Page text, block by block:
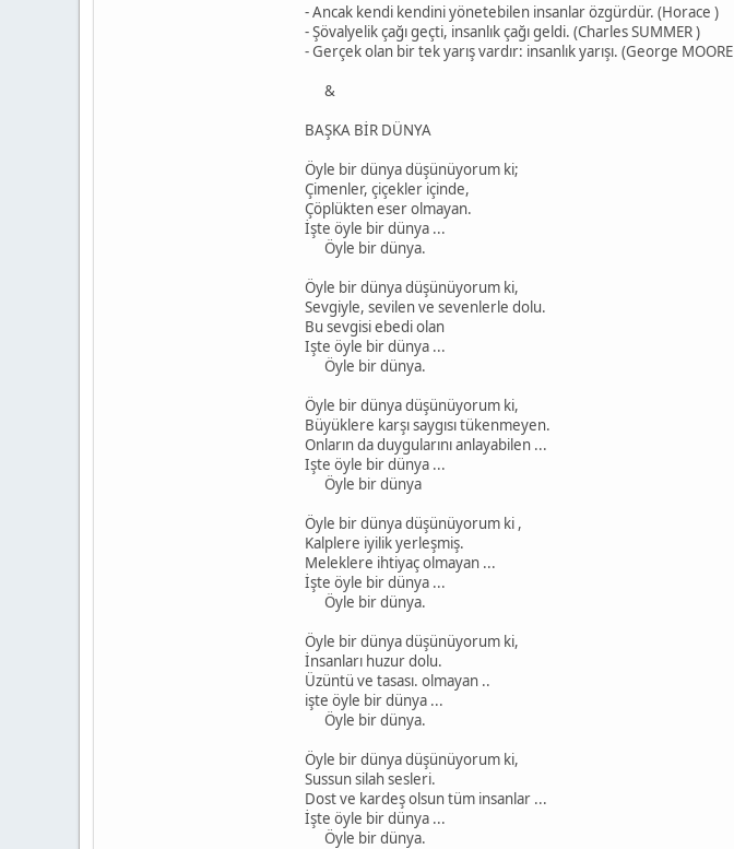
- Ancak kendi kendini yönetebilen insanlar özgürdür. (Horace )
- Şövalyelik çağı geçti, insanlık çağı geldi. (Charles SUMMER )
- Gerçek olan bir tek yarış vardır: insanlık yarışı. (George
&
BAŞKA BİR DÜNYA
Öyle bir dünya düşünüyorum ki;
Çimenler, çiçekler içinde,
Çöplükten eser olmayan.
İşte öyle bir dünya ...
Öyle bir dünya.
Öyle bir dünya düşünüyorum ki,
Sevgiyle, sevilen ve sevenlerle dolu.
Bu sevgisi ebedi olan
Işte öyle bir dünya ...
Öyle bir dünya.
Öyle bir dünya düşünüyorum ki,
Büyüklere karşı saygısı tükenmeyen.
Onların da duygularını anlayabilen ...
Işte öyle bir dünya ...
Öyle bir dünya
Öyle bir dünya düşünüyorum ki ,
Kalplere iyilik yerleşmiş.
Meleklere ihtiyaç olmayan ...
İşte öyle bir dünya ...
Öyle bir dünya.
Öyle bir dünya düşünüyorum ki,
İnsanları huzur dolu.
Üzüntü ve tasası. olmayan ..
işte öyle bir dünya ...
Öyle bir dünya.
Öyle bir dünya düşünüyorum ki,
Sussun silah sesleri.
Dost ve kardeş olsun tüm insanlar ...
İşte öyle bir dünya ...
Öyle bir dünya.